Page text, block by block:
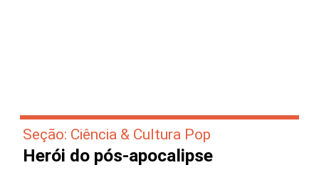
Seção: Ciência & Cultura Pop
Herói do pós-apocalipse